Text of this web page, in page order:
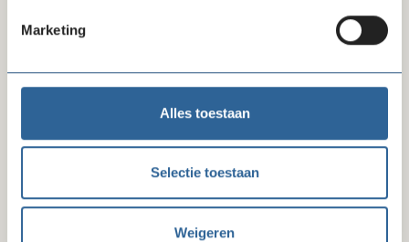
Marketing
Alles toestaan
Selectie toestaan
Weigeren
09-07-26
op zakelijke basisbetaalrekening